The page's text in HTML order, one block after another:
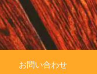
お問い合わせ